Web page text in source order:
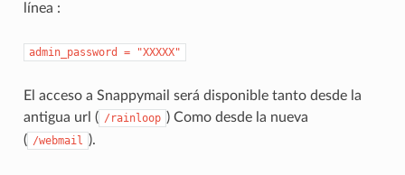
línea :
admin_password = "XXXXX"
El acceso a Snappymail será disponible tanto desde la
antigua url ( /rainloop ) Como desde la nueva
( /webmail ).